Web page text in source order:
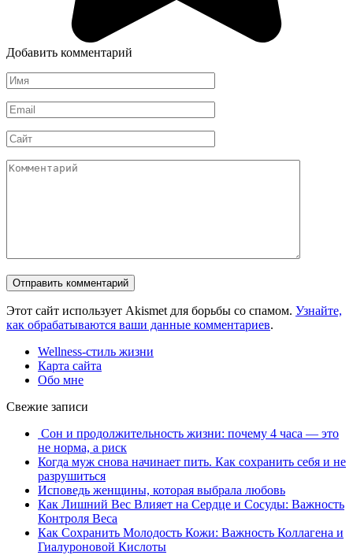
Добавить комментарий
Имя
*
Email
*
Сайт
Комментарий
Этот сайт использует Akismet для борьбы со спамом. Узнайте,
как обрабатываются ваши данные комментариев.
Wellness-стиль жизни
Карта сайта
Обо мне
Свежие записи
Сон и продолжительность жизни: почему 4 часа — это
не норма, а риск
Когда муж снова начинает пить. Как сохранить себя и не
разрушиться
Исповедь женщины, которая выбрала любовь
Как Лишний Вес Влияет на Сердце и Сосуды: Важность
Контроля Веса
Как Сохранить Молодость Кожи: Важность Коллагена и
Гиалуроновой Кислоты